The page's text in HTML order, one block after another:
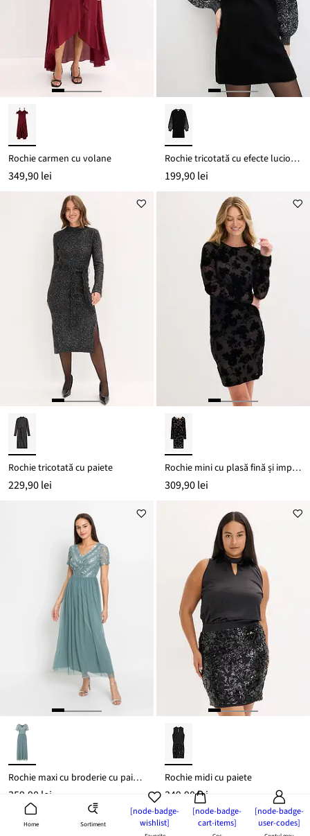
Home Sortiment
[node-badge-
wishlist]
[node-badge-
cart-items]
[node-badge-
user-codes]
Rochie carmen cu volane
349,90 lei
Rochie tricotată cu efecte lucioase
199,90 lei
Rochie tricotată cu paiete
229,90 lei
Rochie mini cu plasă fină și imprimeu în relief de tip catifea
309,90 lei
Rochie maxi cu broderie cu paiete
359,90 lei
Rochie midi cu paiete
349,90 lei